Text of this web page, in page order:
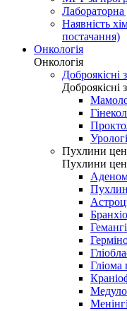
Наявність
постачання)
Онкологія
Онкологія
Доброякісні
Доброякісні
Пухлини
Пухлини
Гліома